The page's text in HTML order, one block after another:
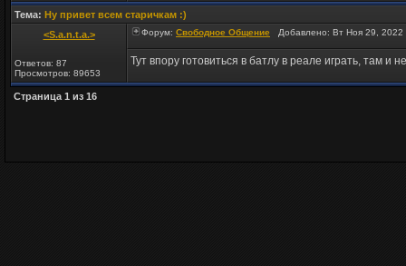
Тема: Ну привет всем старичкам :)
<S.a.n.t.a.>
Ответов: 87
Просмотров: 89653
Форум: Свободное Общение Добавлено: Вт Ноя 29,
Тут впору готовиться в батлу в реале играть, там
Страница 1 из 16